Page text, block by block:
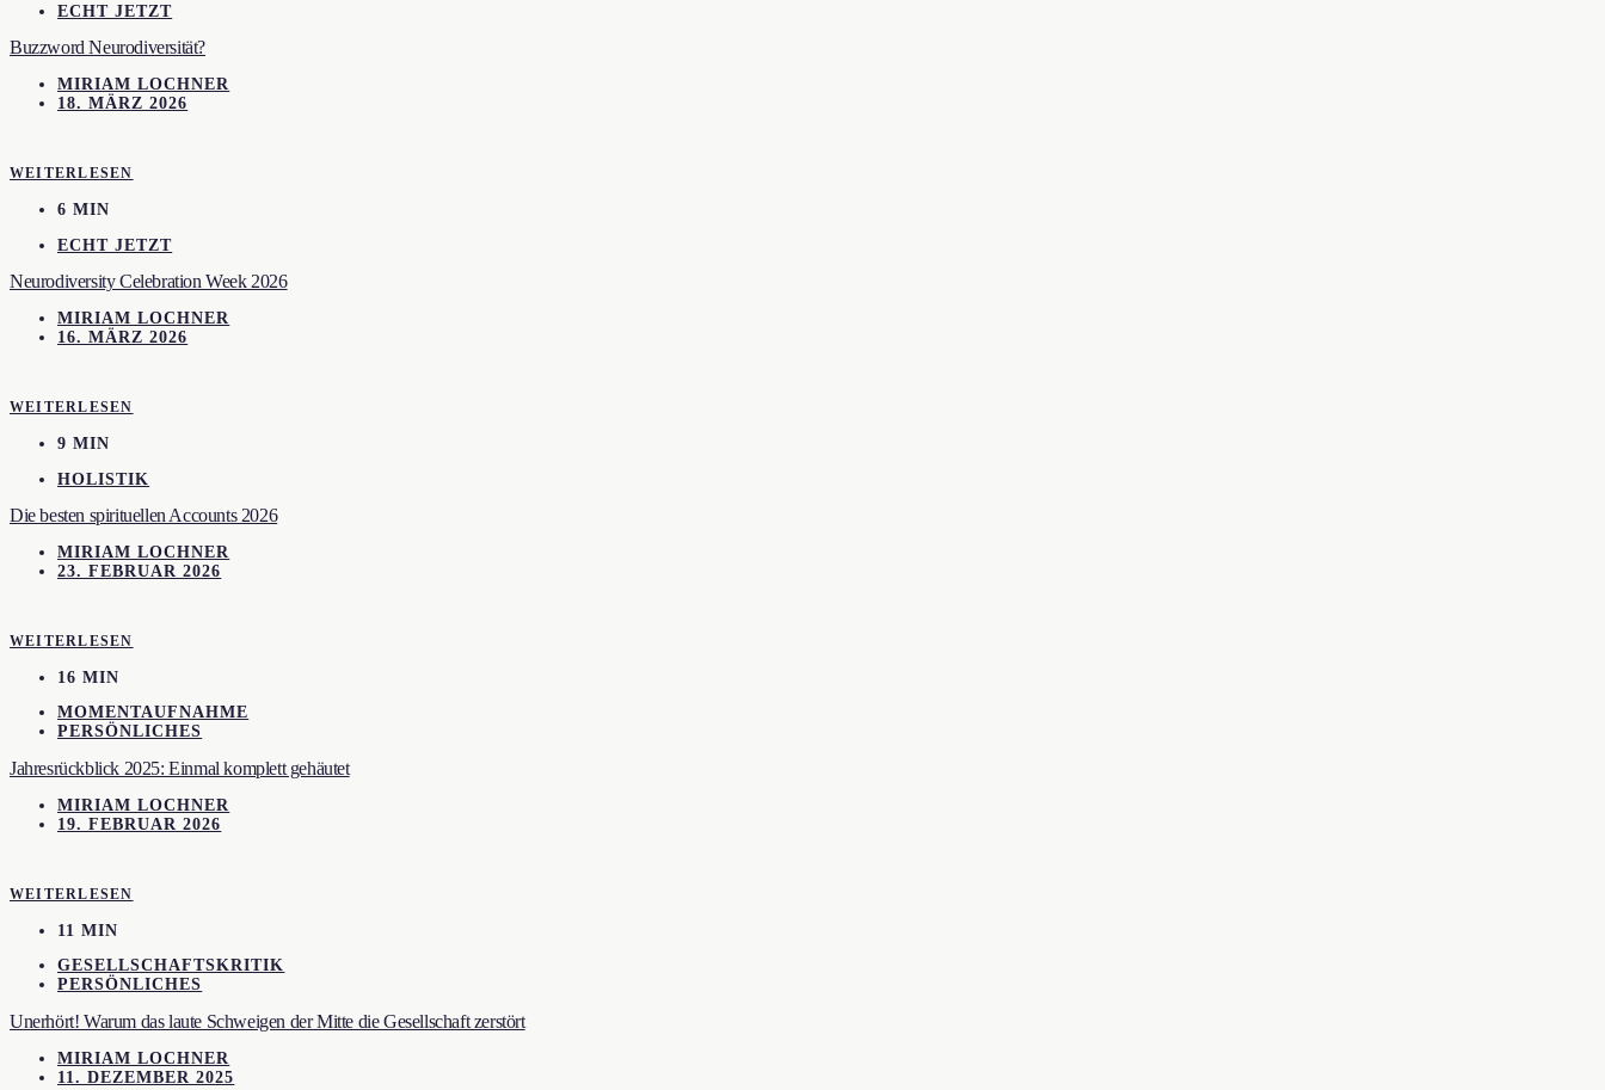
ECHT JETZT
Buzzword Neurodiversität?
MIRIAM LOCHNER
18. MÄRZ 2026
WEITERLESEN
6 MIN
ECHT JETZT
Neurodiversity Celebration Week 2026
MIRIAM LOCHNER
16. MÄRZ 2026
WEITERLESEN
9 MIN
HOLISTIK
Die besten spirituellen Accounts 2026
MIRIAM LOCHNER
23. FEBRUAR 2026
WEITERLESEN
16 MIN
MOMENTAUFNAHME
PERSÖNLICHES
Jahresrückblick 2025: Einmal komplett gehäutet
MIRIAM LOCHNER
19. FEBRUAR 2026
WEITERLESEN
11 MIN
GESELLSCHAFTSKRITIK
PERSÖNLICHES
Unerhört! Warum das laute Schweigen der Mitte die Gesellschaft zerstört
MIRIAM LOCHNER
11. DEZEMBER 2025